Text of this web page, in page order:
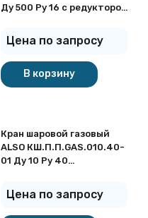
Ду 500 Ру 16 с редуктором
приварку
Цена по запросу
В корзину
Кран шаровой газовый
ALSO КШ.П.П.GAS.010.40-
01 Ду 10 Ру 40
приварку
Цена по запросу